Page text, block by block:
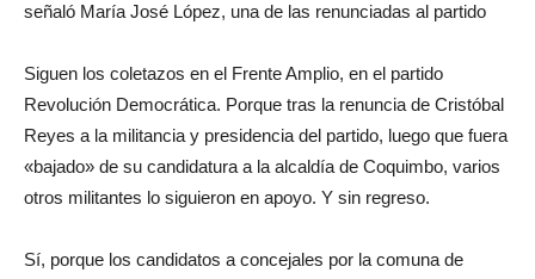
señaló María José López, una de las renunciadas al partido
Siguen los coletazos en el Frente Amplio, en el partido
Revolución Democrática. Porque tras la renuncia de Cristóbal
Reyes a la militancia y presidencia del partido, luego que fuera
«bajado» de su candidatura a la alcaldía de Coquimbo, varios
otros militantes lo siguieron en apoyo. Y sin regreso.
Sí, porque los candidatos a concejales por la comuna de